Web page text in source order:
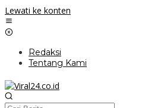
Lewati ke konten
Redaksi
Tentang Kami